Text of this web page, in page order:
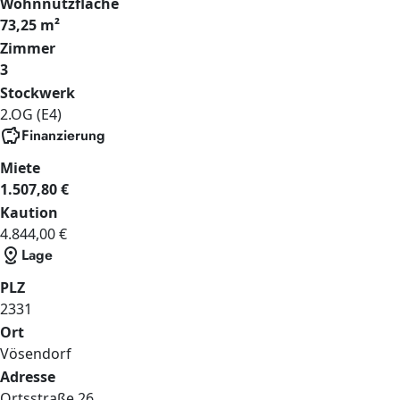
73,25 m²
Zimmer
3
Stockwerk
2.OG (E4)
savingsFinanzierung
Miete
1.507,80 €
Kaution
4.844,00 €
distance Lage
PLZ
2331
Ort
Vösendorf
Adresse